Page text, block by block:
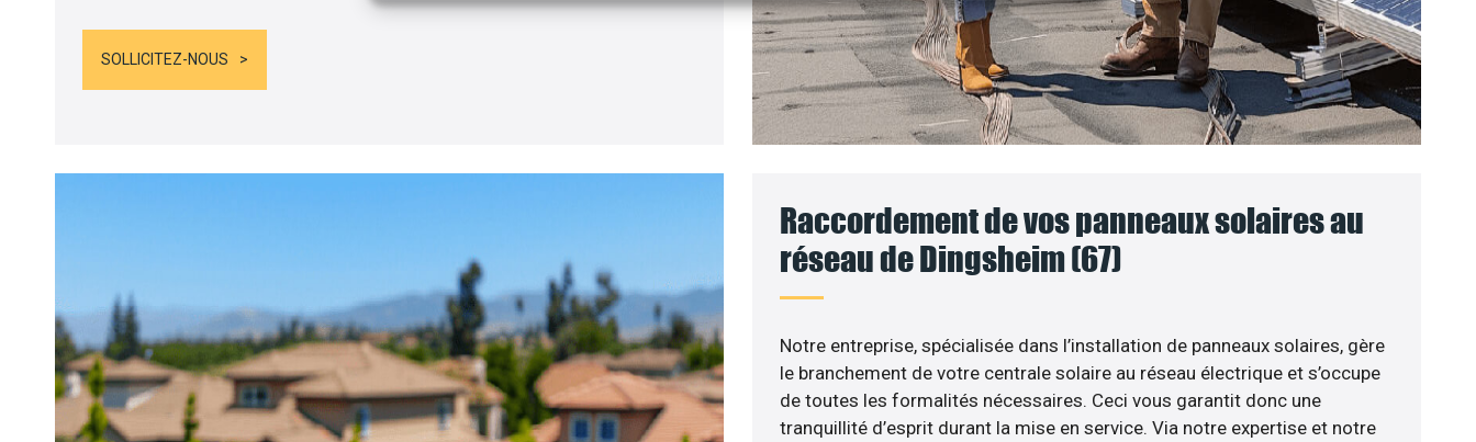
SOLLICITEZ-NOUS
Raccordement de vos panneaux solaires au
réseau de Dingsheim (67)
Notre entreprise, spécialisée dans l’installation de panneaux solaires, gère
le branchement de votre centrale solaire au réseau électrique et s’occupe
de toutes les formalités nécessaires. Ceci vous garantit donc une
tranquillité d’esprit durant la mise en service. Via notre expertise et notre